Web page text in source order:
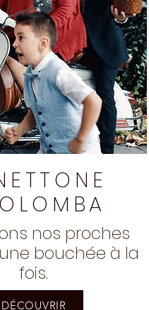
nos proches
bouchée à la
fois.
DÉCOUVRIR